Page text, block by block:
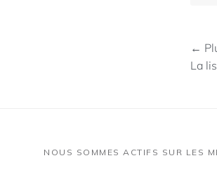
←
La
NOUS SOMMES ACTIFS SUR LES